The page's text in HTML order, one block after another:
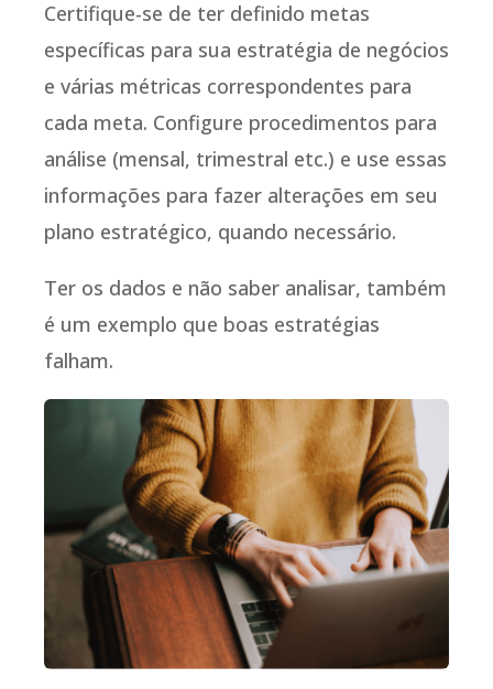
Certifique-se de ter definido metas
específicas para sua estratégia de negócios
e várias métricas correspondentes para
cada meta. Configure procedimentos para
análise (mensal, trimestral etc.) e use essas
informações para fazer alterações em seu
plano estratégico, quando necessário.
Ter os dados e não saber analisar, também
é um exemplo que boas estratégias
falham.